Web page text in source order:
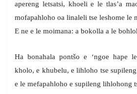
apereng letsatsi, khoeli e le tlas’a
mofapahloho oa linaleli tse leshome le
E ne e le moimana: a bokolla a le
Ha bonahala pontšo e ‘ngoe hape
kholo, e khubelu, e lihloho tse
e le mefapahloho e supileng lihlohong